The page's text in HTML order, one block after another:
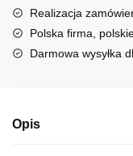
a
t
i
Realizacja
Polska firma,
Darmowa wysyłka
Opis